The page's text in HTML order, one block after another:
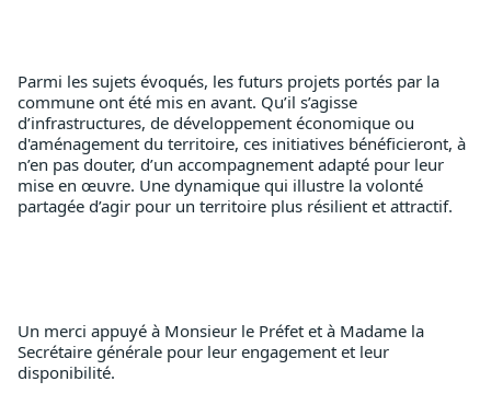
Parmi les sujets évoqués, les futurs projets portés par la
commune ont été mis en avant. Qu’il s’agisse
d’infrastructures, de développement économique ou
d'aménagement du territoire, ces initiatives bénéficieront, à
n’en pas douter, d’un accompagnement adapté pour leur
mise en œuvre. Une dynamique qui illustre la volonté
partagée d’agir pour un territoire plus résilient et attractif.
Un merci appuyé à Monsieur le Préfet et à Madame la
Secrétaire générale pour leur engagement et leur
disponibilité.